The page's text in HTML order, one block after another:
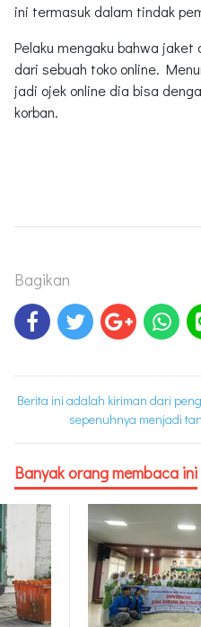
ini termasuk dalam tindak
Pelaku mengaku bahwa jaket
dari sebuah toko online.
jadi ojek online dia bisa
korban.
Bagikan
Berita ini adalah kiriman dari
sepenuhnya menjadi
Banyak orang membaca ini